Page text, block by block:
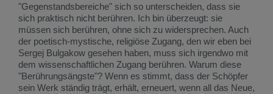
"Gegenstandsbereiche" sich so unterscheiden, dass sie
sich praktisch nicht berühren. Ich bin überzeugt: sie
müssen sich berühren, ohne sich zu widersprechen. Auch
der poetisch-mystische, religiöse Zugang, den wir eben bei
Sergej Bulgakow gesehen haben, muss sich irgendwo mit
dem wissenschaftlichen Zugang berühren. Warum diese
"Berührungsängste"? Wenn es stimmt, dass der Schöpfer
sein Werk ständig trägt, erhält, erneuert, wenn all das Neue,